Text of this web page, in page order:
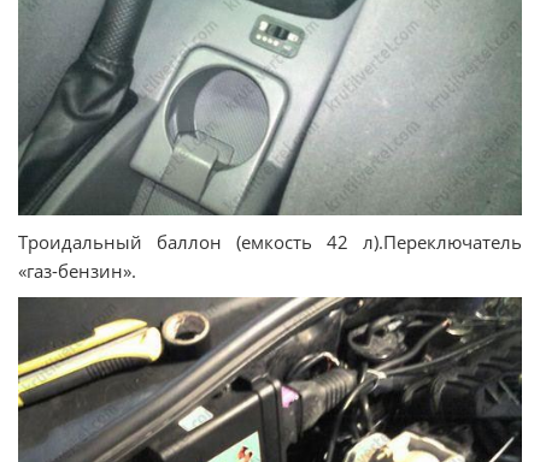
Троидальный баллон (емкость 42 л).Переключатель
«газ-бензин».